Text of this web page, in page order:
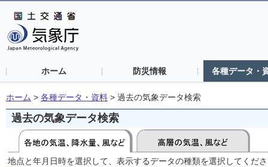
ホーム 防災情報 各種データ・
ホーム > 各種データ・資料 > 過去の気象データ検索
過去の気象データ検索
地点と年月日時を選択して、表示するデータの種類を選択してくだ